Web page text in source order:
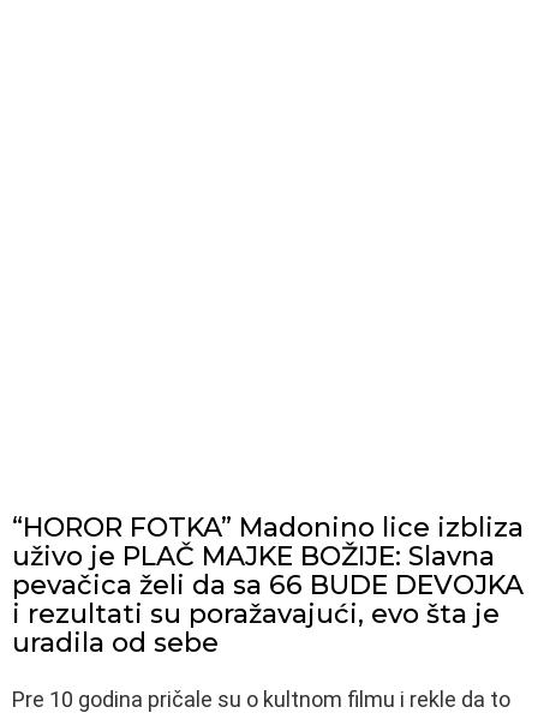
“HOROR FOTKA” Madonino lice izbliza
uživo je PLAČ MAJKE BOŽIJE: Slavna
pevačica želi da sa 66 BUDE DEVOJKA
i rezultati su poražavajući, evo šta je
uradila od sebe
Pre 10 godina pričale su o kultnom filmu i rekle da to